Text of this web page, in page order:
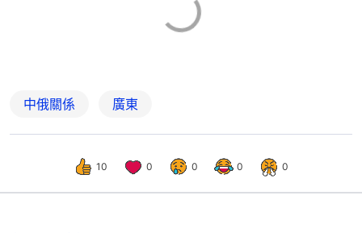
中俄關係 廣東
10 0 0 0 0